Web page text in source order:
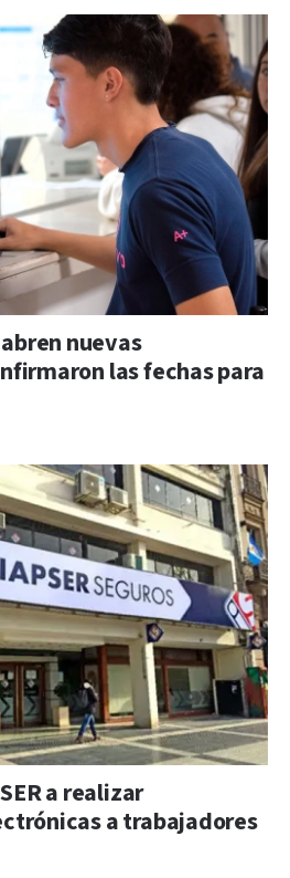
nuevas
las fechas para
a realizar
a trabajadores